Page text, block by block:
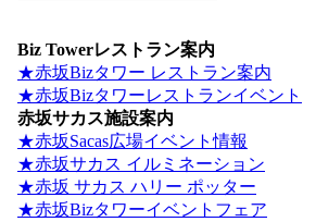
Biz Towerレストラン案内
★赤坂Bizタワー レストラン案内
★赤坂Bizタワーレストランイベント
赤坂サカス施設案内
★赤坂Sacas広場イベント情報
★赤坂サカス イルミネーション
★赤坂 サカス ハリー ポッター
★赤坂Bizタワーイベントフェア